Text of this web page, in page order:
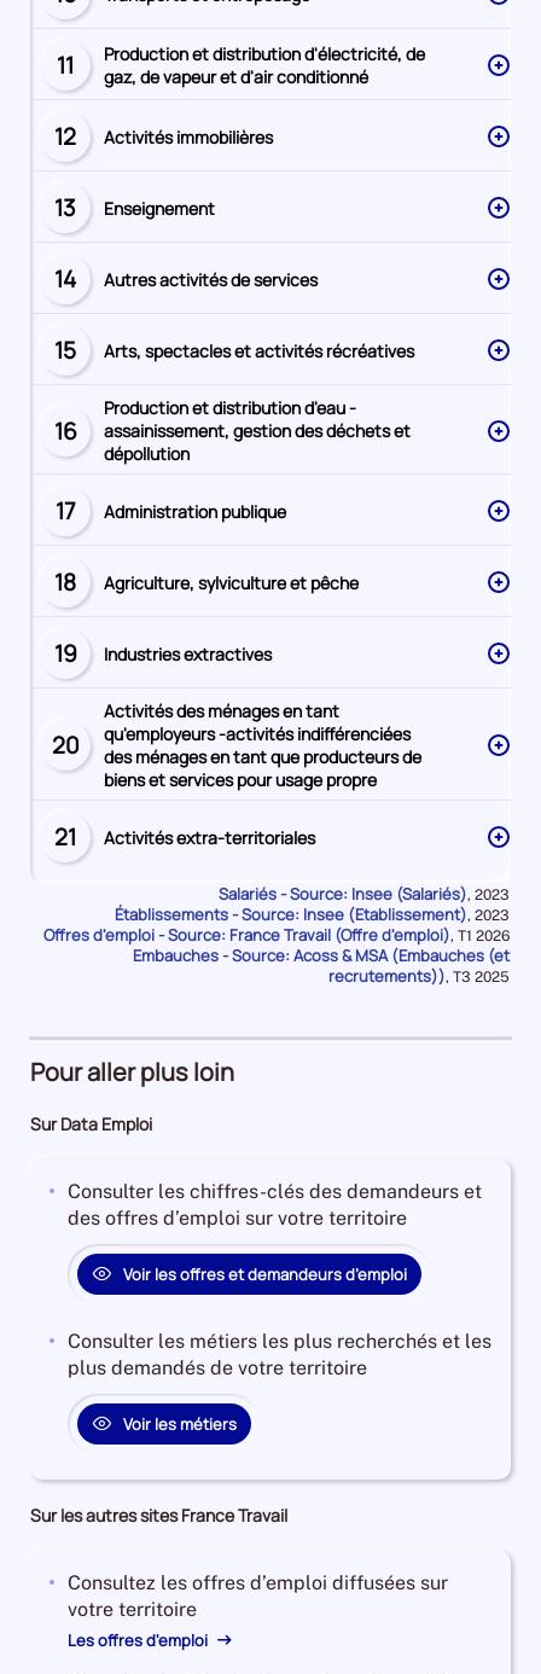
numéro
Secteur
numéro
11
Production et distribution d'électricité, de
gaz, de vapeur et d'air conditionné
Secteur
numéro
12 Activités immobilières
Secteur
numéro
13 Enseignement
Secteur
numéro
14 Autres activités de services
Secteur
numéro
15 Arts, spectacles et activités récréatives
Secteur
numéro
16
Production et distribution d'eau -
assainissement, gestion des déchets et
dépollution
Secteur
numéro
17 Administration publique
Secteur
numéro
18 Agriculture, sylviculture et pêche
Secteur
numéro
19 Industries extractives
Secteur
numéro
20
Activités des ménages en tant
qu'employeurs -activités indifférenciées
des ménages en tant que producteurs de
biens et services pour usage propre
Secteur
numéro
21 Activités extra-territoriales
Salariés - Source: Insee (Salariés), Données
pour
la
période
2023
Établissements - Source: Insee (Etablissement), Données
pour
la
période
2023
Offres d'emploi - Source: France Travail (Offre d'emploi), Données
pour
la
T1 2026
Embauches - Source: Acoss & MSA (Embauches (et
recrutements)), Données
T3 2025
Pour aller plus loin
Sur Data Emploi
Consulter les chiffres-clés des demandeurs et
des offres d’emploi sur votre territoire
Voir les offres et demandeurs d’emploi
Consulter les métiers les plus recherchés et les
plus demandés de votre territoire
Voir les métiers
Sur les autres sites France Travail
Consultez les offres d’emploi diffusées sur
votre territoire
Les offres d'emploi